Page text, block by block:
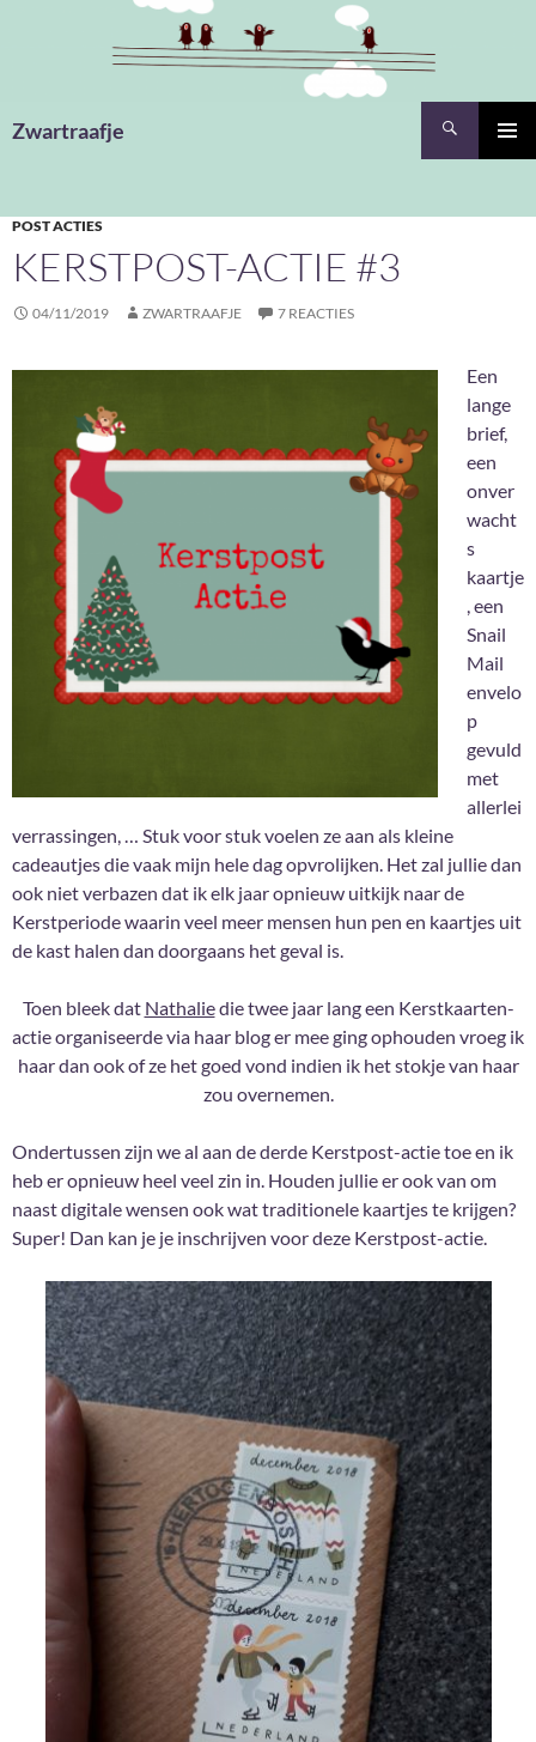
Zwartraafje
POST ACTIES
KERSTPOST-ACTIE #3
04/11/2019 ZWARTRAAFJE 7 REACTIES
Een
lange
brief,
een
onver
wacht
s
kaartje
, een
Snail
Mail
envelo
p
gevuld
met
allerlei
verrassingen, … Stuk voor stuk voelen ze aan als kleine
cadeautjes die vaak mijn hele dag opvrolijken. Het zal jullie dan
ook niet verbazen dat ik elk jaar opnieuw uitkijk naar de
Kerstperiode waarin veel meer mensen hun pen en kaartjes uit
de kast halen dan doorgaans het geval is.
Toen bleek dat Nathaliedie twee jaar lang een Kerstkaarten-
actie organiseerde via haar blog er mee ging ophouden vroeg ik
haar dan ook of ze het goed vond indien ik het stokje van haar
zou overnemen.
Ondertussen zijn we al aan de derde Kerstpost-actie toe en ik
heb er opnieuw heel veel zin in. Houden jullie er ook van om
naast digitale wensen ook wat traditionele kaartjes te krijgen?
Super! Dan kan je je inschrijven voor deze Kerstpost-actie.